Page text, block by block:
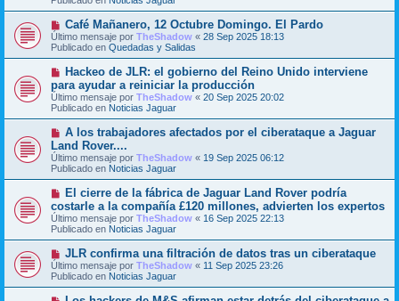
a
e
o
m
e
n
s
a
e
N
u
e
v
o
m
e
n
s
a
e
Café Mañanero, 12 Octubre Domingo. El Pardo
Último mensaje por TheShadow « 28 Sep 2025 18:13
Publicado en Quedadas y Salidas
N
e
v
o
m
e
n
s
a
e
Hackeo de JLR: el gobierno del Reino Unido interviene
para ayudar a reiniciar la producción
Último mensaje por TheShadow « 20 Sep 2025 20:02
Publicado en Noticias Jaguar
N
e
v
o
m
n
s
a
A los trabajadores afectados por el ciberataque a Jaguar
Land Rover....
Último mensaje por TheShadow « 19 Sep 2025 06:12
Publicado en Noticias Jaguar
N
e
v
o
m
e
n
s
a
El cierre de la fábrica de Jaguar Land Rover podría
costarle a la compañía £120 millones, advierten los expertos
Último mensaje por TheShadow « 16 Sep 2025 22:13
Publicado en Noticias Jaguar
N
u
e
v
o
JLR confirma una filtración de datos tras un ciberataque
Último mensaje por TheShadow « 11 Sep 2025 23:26
Publicado en Noticias Jaguar
N